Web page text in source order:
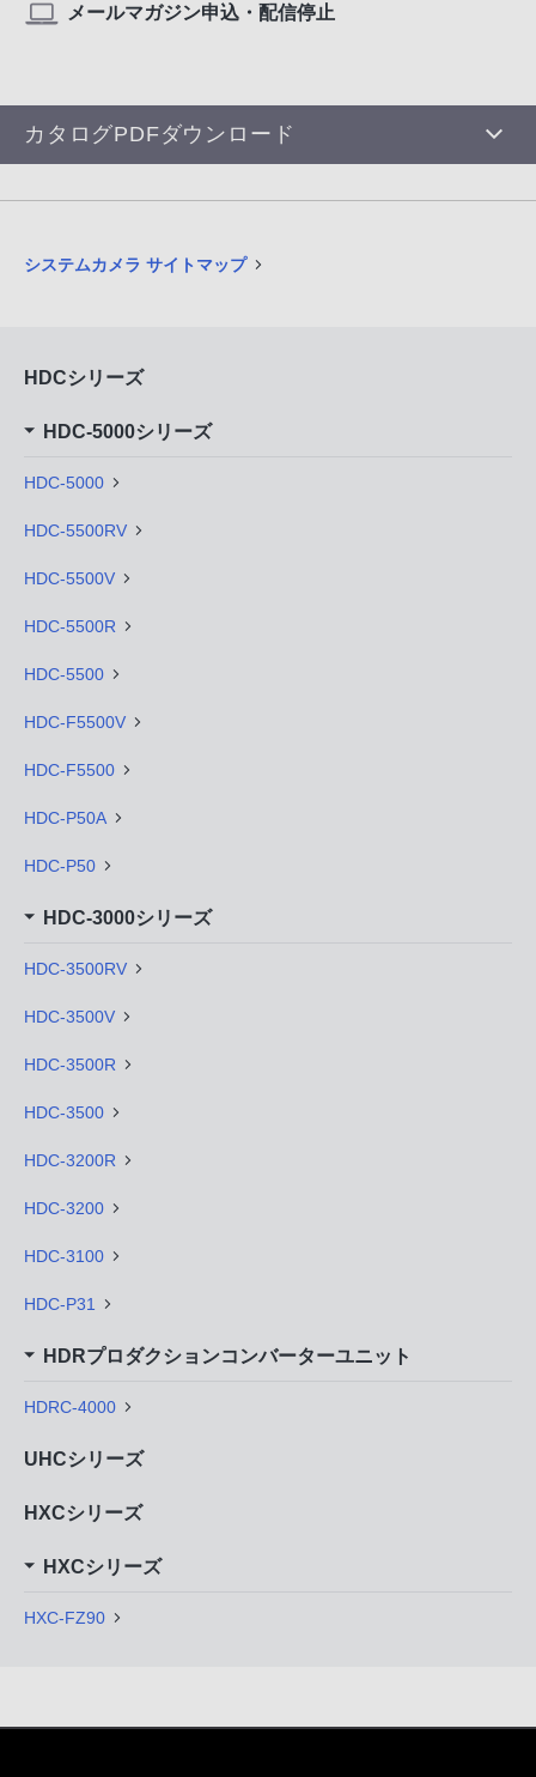
メールマガジン申込・配信停止
カタログPDFダウンロード
システムカメラ サイトマップ
HDCシリーズ
HDC-5000シリーズ
HDC-5000
HDC-5500RV
HDC-5500V
HDC-5500R
HDC-5500
HDC-F5500V
HDC-F5500
HDC-P50A
HDC-P50
HDC-3000シリーズ
HDC-3500RV
HDC-3500V
HDC-3500R
HDC-3500
HDC-3200R
HDC-3200
HDC-3100
HDC-P31
HDRプロダクションコンバーターユニット
HDRC-4000
UHCシリーズ
HXCシリーズ
HXCシリーズ
HXC-FZ90